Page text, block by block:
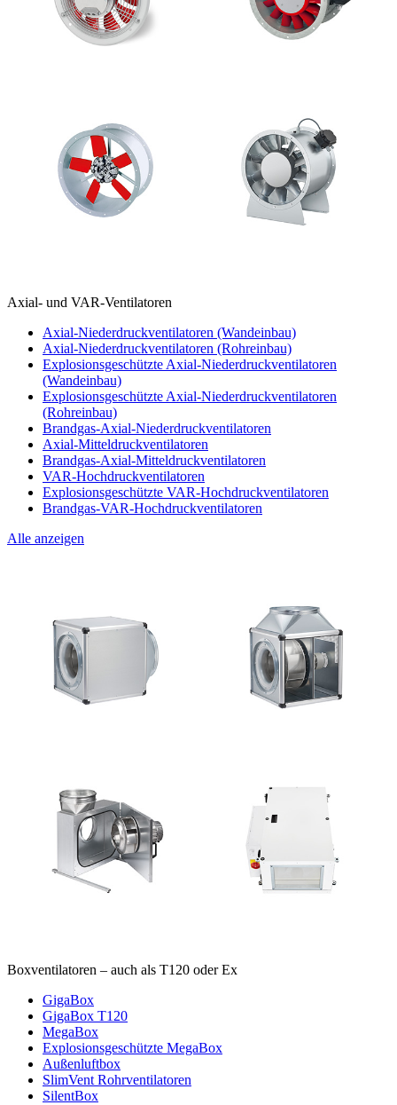
Axial- und VAR-Ventilatoren
Axial-Niederdruckventilatoren (Wandeinbau)
Axial-Niederdruckventilatoren (Rohreinbau)
Explosionsgeschützte Axial-Niederdruckventilatoren
(Wandeinbau)
Explosionsgeschützte Axial-Niederdruckventilatoren
(Rohreinbau)
Brandgas-Axial-Niederdruckventilatoren
Axial-Mitteldruckventilatoren
Brandgas-Axial-Mitteldruckventilatoren
VAR-Hochdruckventilatoren
Explosionsgeschützte VAR-Hochdruckventilatoren
Brandgas-VAR-Hochdruckventilatoren
Alle anzeigen
Boxventilatoren – auch als T120 oder Ex
GigaBox
GigaBox T120
MegaBox
Explosionsgeschützte MegaBox
Außenluftbox
SlimVent Rohrventilatoren
SilentBox